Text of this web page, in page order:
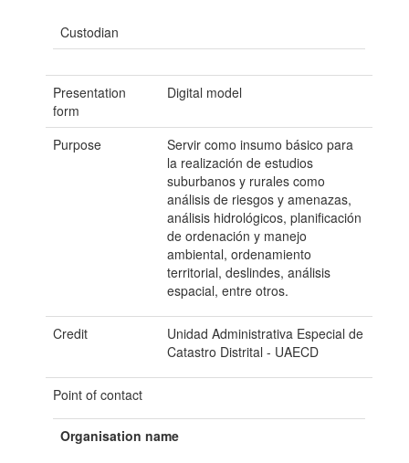
Custodian
Presentation
form
Digital model
Purpose
Servir como insumo básico para
la realización de estudios
suburbanos y rurales como
análisis de riesgos y amenazas,
análisis hidrológicos, planificación
de ordenación y manejo
ambiental, ordenamiento
territorial, deslindes, análisis
espacial, entre otros.
Credit
Unidad Administrativa Especial de
Catastro Distrital - UAECD
Point of contact
Organisation name